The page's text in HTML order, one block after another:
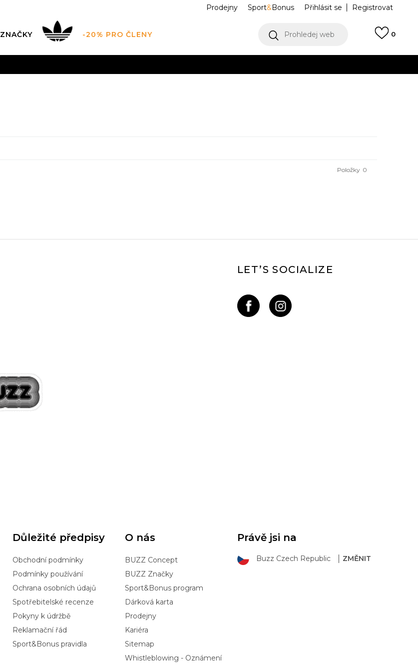
Přihlásit se Registrovat
Prodejny Sport&Bonus
ZNAČKY -20% PRO ČLENY Prohledej web 0
0
Položky
LET’S SOCIALIZE
Důležité předpisy
Obchodní podmínky
Podmínky používání
Ochrana osobních údajů
Spotřebitelské recenze
Pokyny k údržbě
Reklamační řád
Sport&Bonus pravidla
O nás
BUZZ Concept
BUZZ Značky
Sport&Bonus program
Dárková karta
Prodejny
Kariéra
Sitemap
Whistleblowing - Oznámení
Právě jsi na
Buzz Czech Republic ZMĚNIT